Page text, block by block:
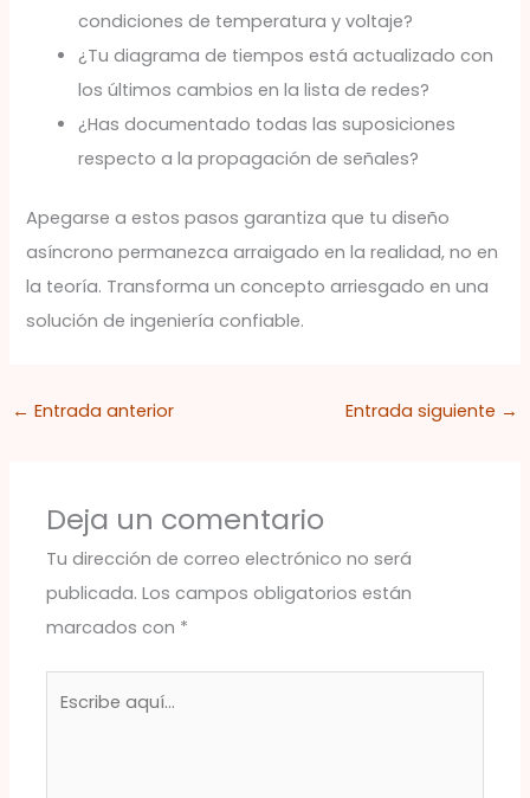
condiciones de temperatura y voltaje?
¿Tu diagrama de tiempos está actualizado con
los últimos cambios en la lista de redes?
¿Has documentado todas las suposiciones
respecto a la propagación de señales?
Apegarse a estos pasos garantiza que tu diseño
asíncrono permanezca arraigado en la realidad, no en
la teoría. Transforma un concepto arriesgado en una
solución de ingeniería confiable.
← Entrada anterior Entrada siguiente →
Deja un comentario
Tu dirección de correo electrónico no será
publicada. Los campos obligatorios están
marcados con *